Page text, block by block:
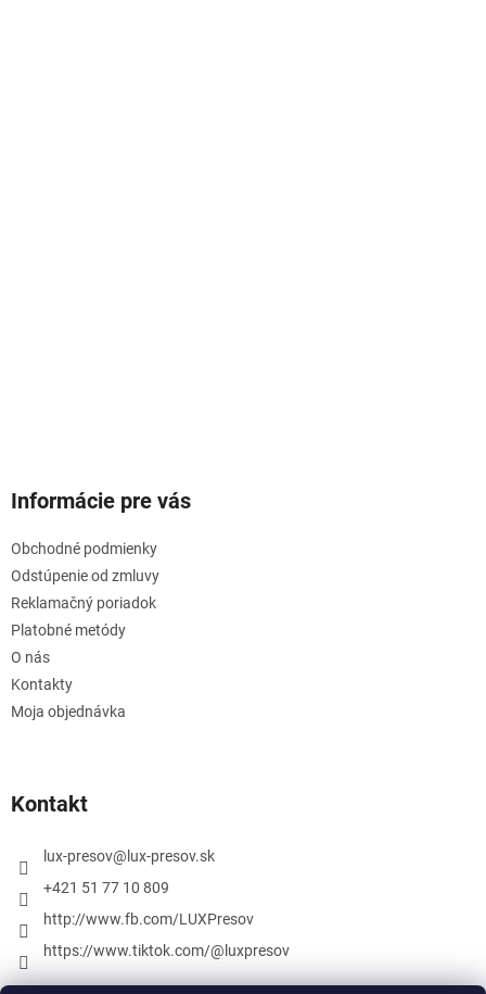
Informácie pre vás
Obchodné podmienky
Odstúpenie od zmluvy
Reklamačný poriadok
Platobné metódy
O nás
Kontakty
Moja objednávka
Kontakt
lux-presov@ lux-presov.sk
+421 51 77 10 809
http://www.fb.com/LUXPresov
https://www.tiktok.com/@luxpresov